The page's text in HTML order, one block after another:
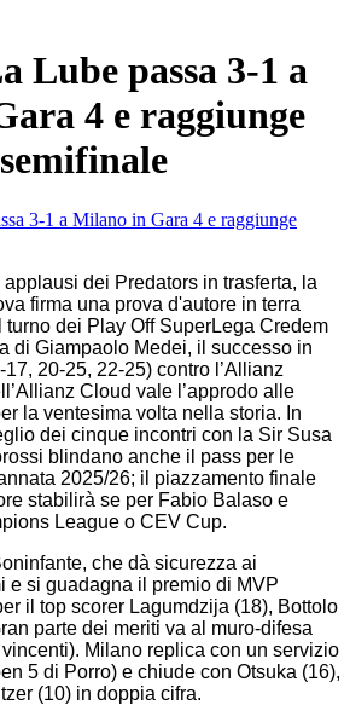
Lube passa 3-1 a
4 e raggiunge
applausi dei Predators in trasferta, la
firma una prova d'autore in terra
dei Play Off SuperLega Credem
di Giampaolo Medei, il successo in
20-25, 22-25) contro l’Allianz
Cloud vale l’approdo alle
la ventesima volta nella storia. In
dei cinque incontri con la Sir Susa
blindano anche il pass per le
2025/26; il piazzamento finale
stabilirà se per Fabio Balaso e
League o CEV Cup.
che dà sicurezza ai
e si guadagna il premio di MVP
il top scorer Lagumdzija (18), Bottolo
parte dei meriti va al muro-difesa
Milano replica con un servizio
5 di Porro) e chiude con Otsuka (16),
(10) in doppia cifra.